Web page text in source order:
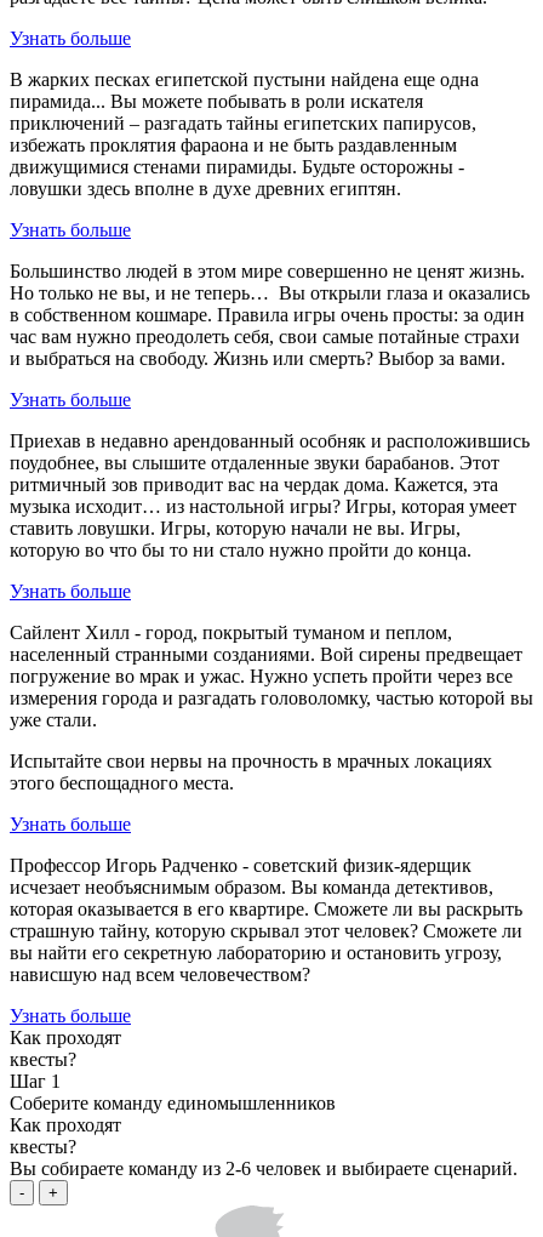
Узнать больше
В жарких песках египетской пустыни найдена еще одна
пирамида... Вы можете побывать в роли искателя
приключений – разгадать тайны египетских папирусов,
избежать проклятия фараона и не быть раздавленным
движущимися стенами пирамиды. Будьте осторожны -
ловушки здесь вполне в духе древних египтян.
Узнать больше
Большинство людей в этом мире совершенно не ценят жизнь.
Но только не вы, и не теперь… Вы открыли глаза и оказались
в собственном кошмаре. Правила игры очень просты: за один
час вам нужно преодолеть себя, свои самые потайные страхи
и выбраться на свободу. Жизнь или смерть? Выбор за вами.
Узнать больше
Приехав в недавно арендованный особняк и расположившись
поудобнее, вы слышите отдаленные звуки барабанов. Этот
ритмичный зов приводит вас на чердак дома. Кажется, эта
музыка исходит… из настольной игры? Игры, которая умеет
ставить ловушки. Игры, которую начали не вы. Игры,
которую во что бы то ни стало нужно пройти до конца.
Узнать больше
Сайлент Хилл - город, покрытый туманом и пеплом,
населенный странными созданиями. Вой сирены предвещает
погружение во мрак и ужас. Нужно успеть пройти через все
измерения города и разгадать головоломку, частью которой вы
уже стали.
Испытайте свои нервы на прочность в мрачных локациях
этого беспощадного места.
Узнать больше
Профессор Игорь Радченко - советский физик-ядерщик
исчезает необъяснимым образом. Вы команда детективов,
которая оказывается в его квартире. Сможете ли вы раскрыть
страшную тайну, которую скрывал этот человек? Сможете ли
вы найти его секретную лабораторию и остановить угрозу,
нависшую над всем человечеством?
Узнать больше
Как проходят
квесты?
Шаг 1
Соберите команду единомышленников
Как проходят
квесты?
Вы собираете команду из 2-6 человек и выбираете сценарий.
- +